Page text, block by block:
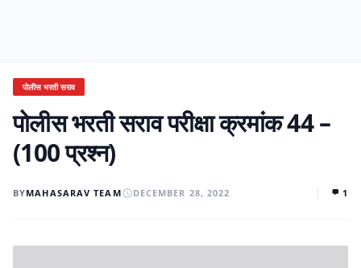
पोलीस भरती सराव
पोलीस भरती सराव परीक्षा क्रमांक 44 –
(100 प्रश्न)
BYMAHASARAV TEAM DECEMBER 28, 2022 1